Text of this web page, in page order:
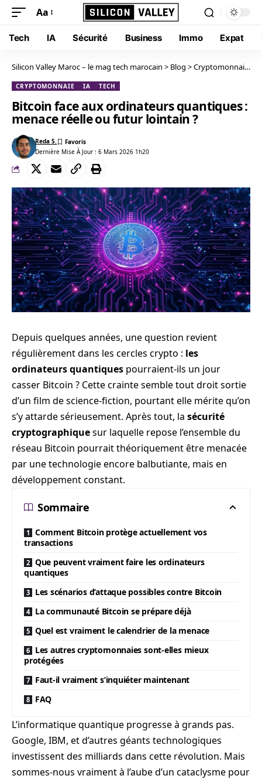
Aa
Tech IA Sécurité Business Immo Expat
Silicon Valley Maroc – le mag tech marocain > Blog >Cryptomonnaie >
CRYPTOMONNAIE IA TECH
Bitcoin face aux ordinateurs quantiques :
menace réelle ou futur lointain ?
Dernière Mise À Jour : 6 Mars 2026 1h20
Reda S.
Depuis quelques années, une question revient
régulièrement dans les cercles crypto : les
ordinateurs quantiques pourraient-ils un jour
casser Bitcoin ? Cette crainte semble tout droit sortie
d’un film de science-fiction, pourtant elle mérite qu’on
s’y attarde sérieusement. Après tout, la sécurité
cryptographiquesur laquelle repose l’ensemble du
réseau Bitcoin pourrait théoriquement être menacée
par une technologie encore balbutiante, mais en
développement constant.
Sommaire
Comment Bitcoin protège actuellement vos
transactions
Que peuvent vraiment faire les ordinateurs
quantiques
Les scénarios d’attaque possibles contre Bitcoin
La communauté Bitcoin se prépare déjà
Quel est vraiment le calendrier de la menace
Les autres cryptomonnaies sont-elles mieux
protégées
Faut-il vraiment s’inquiéter maintenant
FAQ
L’informatique quantique progresse à grands pas.
Google, IBM, et d’autres géants technologiques
investissent des milliards dans cette révolution. Mais
sommes-nous vraiment à l’aube d’un cataclysme pour